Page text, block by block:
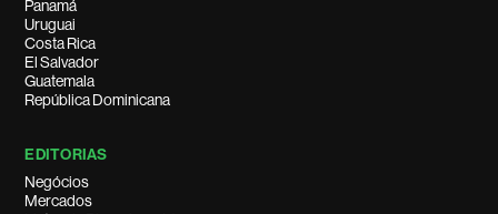
Panamá
Uruguai
Costa Rica
El Salvador
Guatemala
República Dominicana
EDITORIAS
Negócios
Mercados